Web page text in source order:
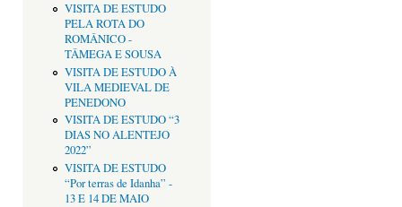
VISITA DE ESTUDO
PELA ROTA DO
ROMÂNICO -
TÂMEGA E SOUSA
VISITA DE ESTUDO À
VILA MEDIEVAL DE
PENEDONO
VISITA DE ESTUDO “3
DIAS NO ALENTEJO
2022”
VISITA DE ESTUDO
“Por terras de Idanha” -
13 E 14 DE MAIO